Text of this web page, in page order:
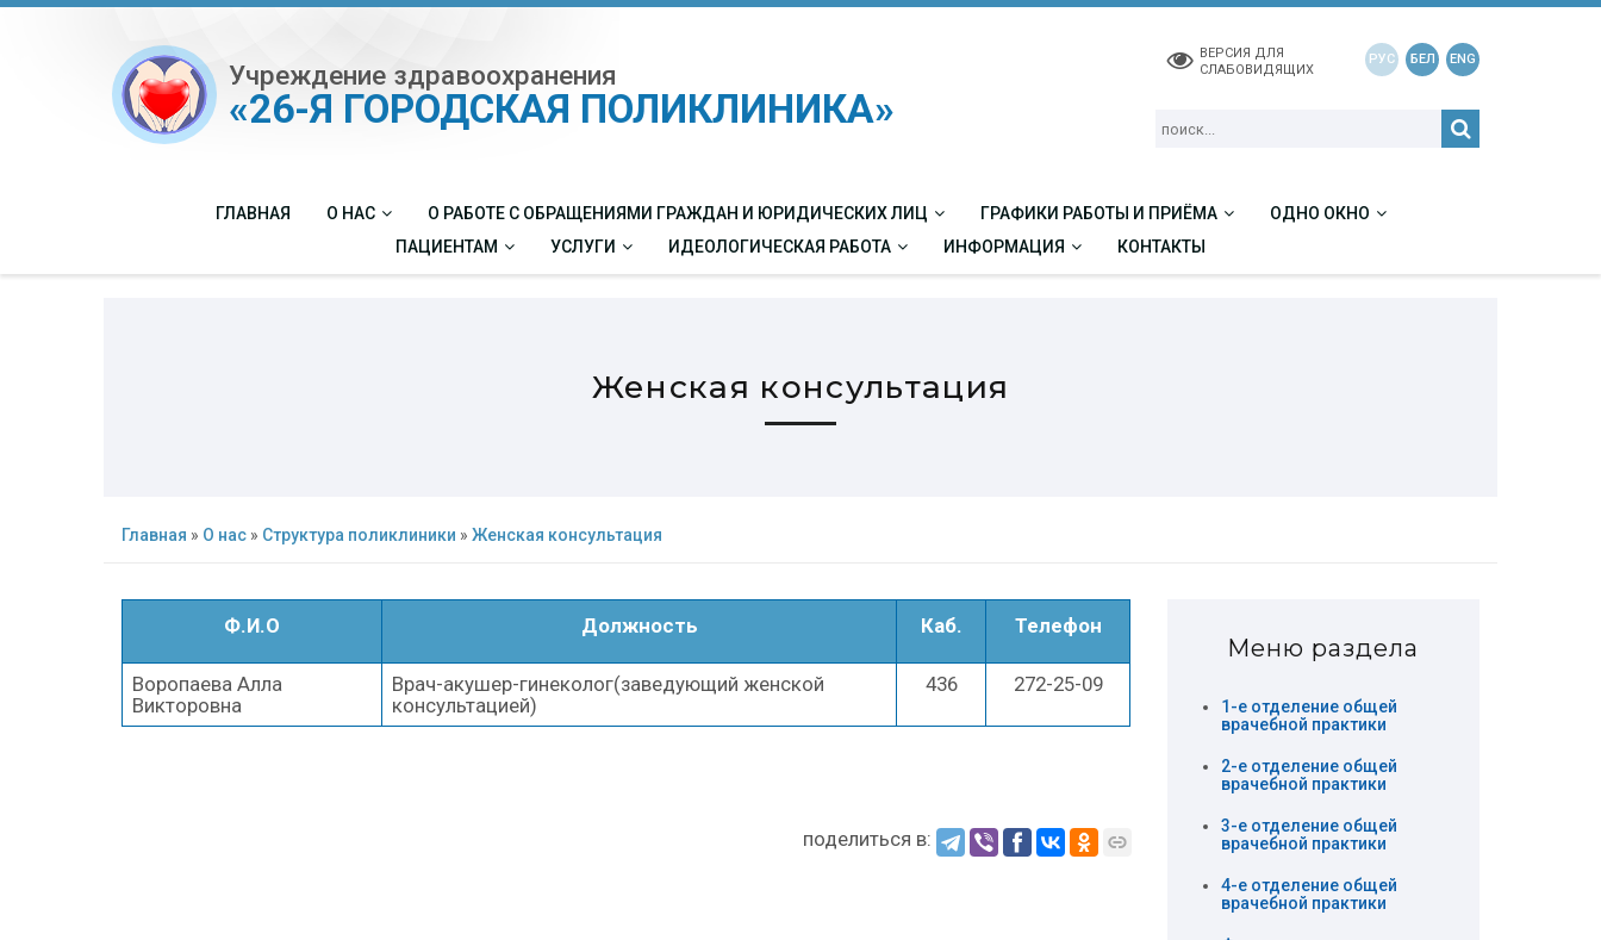
Учреждение здравоохранения
«26-Я ГОРОДСКАЯ ПОЛИКЛИНИКА»
ВЕРСИЯ ДЛЯ
СЛАБОВИДЯЩИХ
РУС БЕЛ ENG
ГЛАВНАЯ О НАС О РАБОТЕ С ОБРАЩЕНИЯМИ ГРАЖДАН И ЮРИДИЧЕСКИХ ЛИЦ ГРАФИКИ РАБОТЫ И ПРИЁМА
ОДНО ОКНО
ПАЦИЕНТАМ
УСЛУГИ ИДЕОЛОГИЧЕСКАЯ РАБОТА ИНФОРМАЦИЯ КОНТАКТЫ
Женская консультация
Главная » О нас » Структура поликлиники » Женская консультация
Ф.И.О Должность Каб. Телефон
Воропаева Алла
Викторовна
Врач-акушер-гинеколог(заведующий женской
консультацией)
436 272-25-09
поделиться в:
Меню раздела
1-е отделение общей
врачебной практики
2-е отделение общей
врачебной практики
3-е отделение общей
врачебной практики
4-е отделение общей
врачебной практики